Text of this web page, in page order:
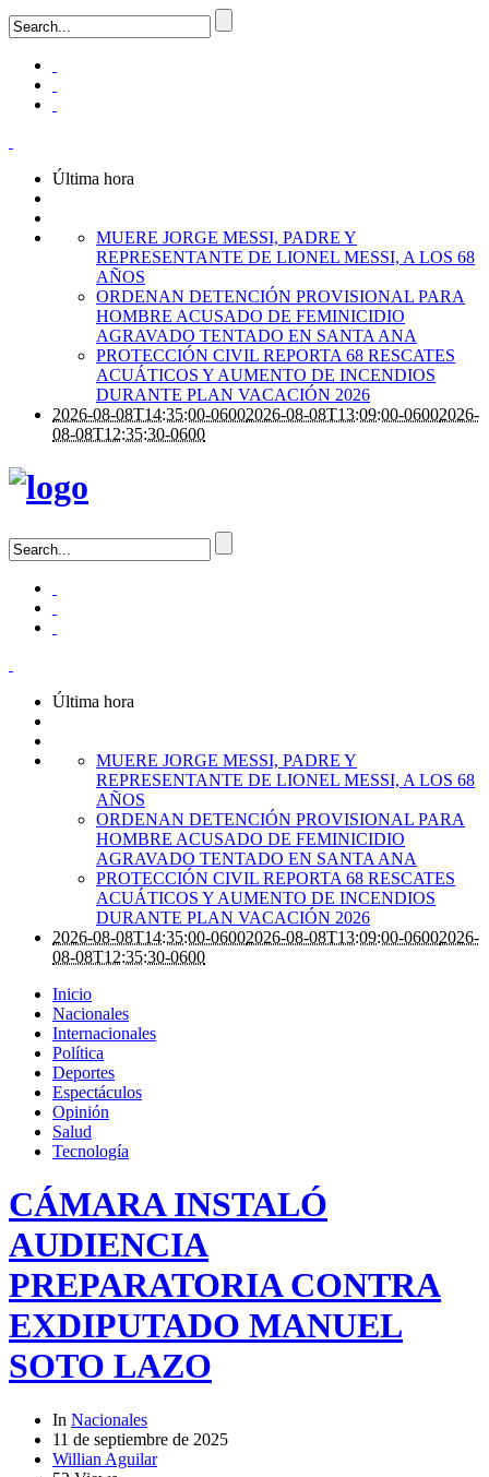
Última hora
MUERE JORGE MESSI, PADRE Y
REPRESENTANTE DE LIONEL MESSI, A LOS 68
AÑOS
ORDENAN DETENCIÓN PROVISIONAL PARA
HOMBRE ACUSADO DE FEMINICIDIO
AGRAVADO TENTADO EN SANTA ANA
PROTECCIÓN CIVIL REPORTA 68 RESCATES
ACUÁTICOS Y AUMENTO DE INCENDIOS
DURANTE PLAN VACACIÓN 2026
2026-08-08T14:35:00-06002026-08-08T13:09:00-06002026-
08-08T12:35:30-0600
Última hora
MUERE JORGE MESSI, PADRE Y
REPRESENTANTE DE LIONEL MESSI, A LOS 68
AÑOS
ORDENAN DETENCIÓN PROVISIONAL PARA
HOMBRE ACUSADO DE FEMINICIDIO
AGRAVADO TENTADO EN SANTA ANA
PROTECCIÓN CIVIL REPORTA 68 RESCATES
ACUÁTICOS Y AUMENTO DE INCENDIOS
DURANTE PLAN VACACIÓN 2026
2026-08-08T14:35:00-06002026-08-08T13:09:00-06002026-
08-08T12:35:30-0600
Inicio
Nacionales
Internacionales
Política
Deportes
Espectáculos
Opinión
Salud
Tecnología
CÁMARA INSTALÓ
AUDIENCIA
PREPARATORIA CONTRA
EXDIPUTADO MANUEL
SOTO LAZO
In Nacionales
11 de septiembre de 2025
Willian Aguilar